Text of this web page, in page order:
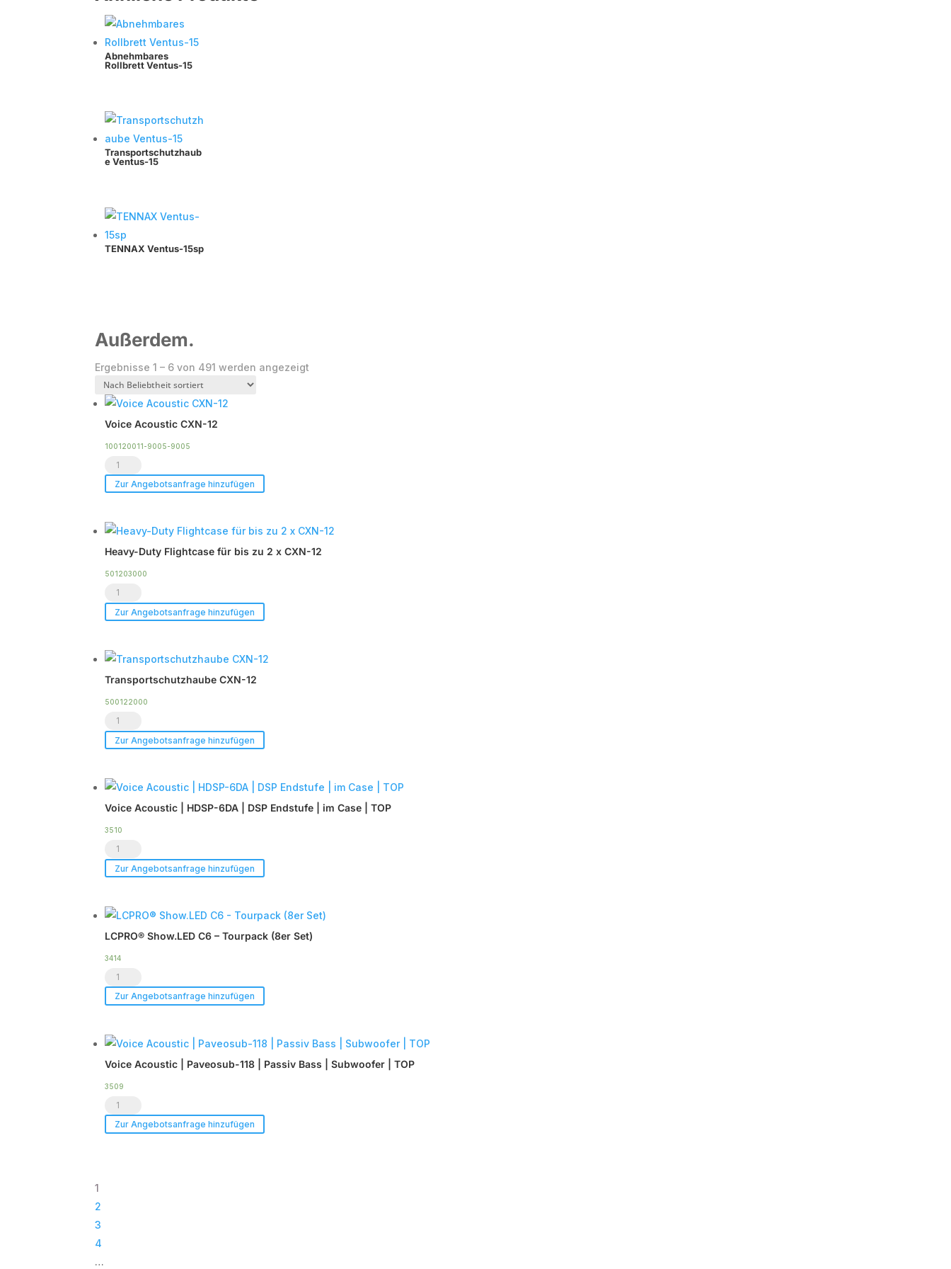
Abnehmbares
Rollbrett Ventus-15
Transportschutzhaub
e Ventus-15
TENNAX Ventus-15sp
Außerdem.
Ergebnisse 1 – 6 von 491 werden angezeigt
Voice Acoustic CXN-12
100120011-9005-9005
Voice
Acoustic
Menge
Zur Angebotsanfrage hinzufügen
Heavy-Duty Flightcase für bis zu 2 x CXN-12
501203000
Heavy-
Duty
bis
zu
2
CXN-
Menge
Zur Angebotsanfrage hinzufügen
Transportschutzhaube CXN-12
500122000
Transportschutzhaube
CXN-
Zur Angebotsanfrage hinzufügen
Voice Acoustic | HDSP-6DA | DSP Endstufe | im Case | TOP
3510
Voice
Acoustic
6DA
|
DSP
Endstufe
|
TOP
Menge
Zur Angebotsanfrage hinzufügen
LCPRO® Show.LED C6 – Tourpack (8er Set)
3414
LCPRO®
Show.LED
Tourpack
(8er
Set)
Menge
Zur Angebotsanfrage hinzufügen
Voice Acoustic | Paveosub-118 | Passiv Bass | Subwoofer | TOP
3509
Voice
Acoustic
Zur Angebotsanfrage hinzufügen
1
2
3
4
…